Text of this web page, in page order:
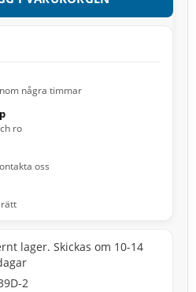
några timmar
ro
oss
lager. Skickas om 10-14
2